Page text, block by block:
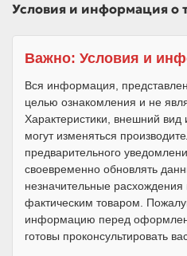
Условия и информация о
Важно: Условия и
Вся информация,
целью ознакомления и не
Характеристики, внешний вид
могут изменяться
предварительного
своевременно обновлять
незначительные
фактическим товаром.
информацию перед
готовы проконсультировать